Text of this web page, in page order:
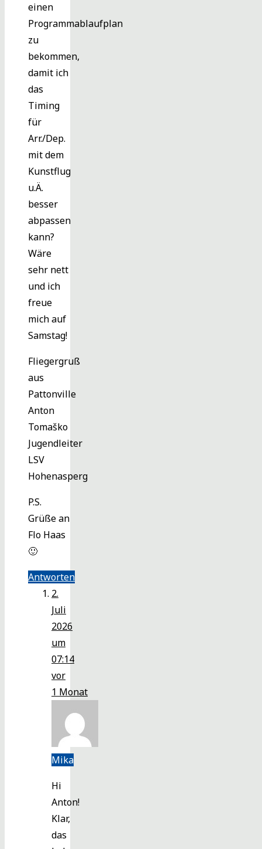
einen
Programmablaufplan
zu
bekommen,
damit ich
das
Timing
für
Arr./Dep.
mit dem
Kunstflug
u.Ä.
besser
abpassen
kann?
Wäre
sehr nett
und ich
freue
mich auf
Samstag!
Fliegergruß
aus
Pattonville
Anton
Tomaško
Jugendleiter
LSV
Hohenasperg
P.S.
Grüße an
Flo Haas
🙂
Antworten
2.
Juli
2026
um
07:14
vor
1 Monat
Mika
Hi
Anton!
Klar,
das